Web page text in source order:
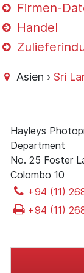
Firmen-
Handel
Asien ›Sri
Hayleys
Department
No. 25 Foster
Colombo 10
+94 (11)
+94 (11)